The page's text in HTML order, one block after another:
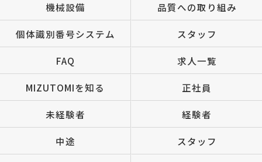
機械設備 品質への取り組み
個体識別番号システム スタッフ
FAQ 求人一覧
MIZUTOMIを知る 正社員
未経験者 経験者
中途 スタッフ